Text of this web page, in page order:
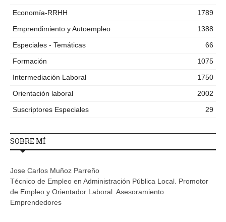
Economía-RRHH
1789
Emprendimiento y Autoempleo
1388
Especiales - Temáticas
66
Formación
1075
Intermediación Laboral
1750
Orientación laboral
2002
Suscriptores Especiales
29
SOBRE MÍ
Jose Carlos Muñoz Parreño
Técnico de Empleo en Administración Pública Local. Promotor
de Empleo y Orientador Laboral. Asesoramiento
Emprendedores